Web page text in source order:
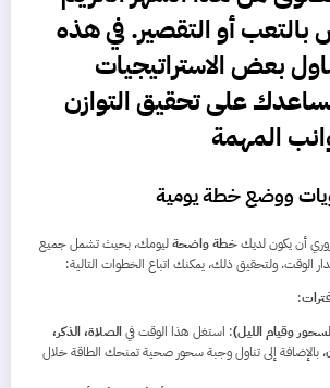
أو التقصير. في هذه
بعضالاستراتيجيات
على تحقيق التوازن
المهمة
ووضع خطة يومية
أن يكون لديكخطة واضحةليومك، بحيث تشمل جميع
الوقت. ولتحقيق ذلك، يمكنك اتباع الخطوات التالية:
:
وقيام الليل): استغل هذا الوقت فيالصلاة، الذكر،
، بالإضافة إلى تناول وجبة سحور صحية تمنحك الطاقة خلال